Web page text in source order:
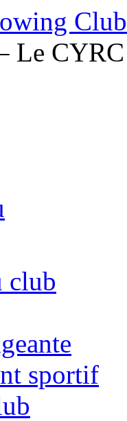
Club
Le CYRC
club
sportif